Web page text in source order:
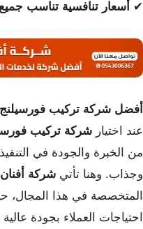
✔
أسعار تنافسية تناسب جميع
أفضل شركة تركيب فورسيلنج
عند اختيار شركة تركيب
من الخبرة والجودة في
وجذاب. وهنا تأتي شركة أفنان
المتخصصة في هذا المجال،
احتياجات العملاء بجودة